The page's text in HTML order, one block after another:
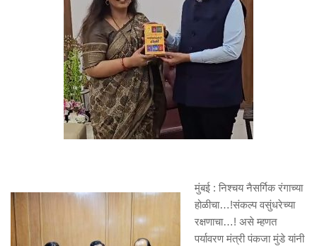
मुंबई : निश्चय नैसर्गिक रंगाच्या
होळीचा…!संकल्प वसुंधरेच्या
रक्षणाचा…! असे म्हणत
पर्यावरण मंत्री पंकजा मुंडे यांनी